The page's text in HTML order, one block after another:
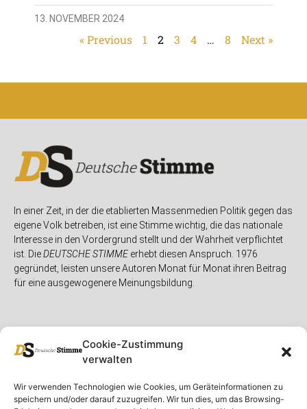
Cookie-Zustimmung
verwalten
Wir verwenden Technologien wie Cookies, um Geräteinformationen zu
speichern und/oder darauf zuzugreifen. Wir tun dies, um das Browsing-
13. NOVEMBER 2024
« Previous 1 2 3 4 … 8 Next »
In einer Zeit, in der die etablierten Massenmedien Politik gegen das
eigene Volk betreiben, ist eine Stimme wichtig, die das nationale
Interesse in den Vordergrund stellt und der Wahrheit verpflichtet
ist. DieDEUTSCHE STIMMEerhebt diesen Anspruch. 1976
gegründet, leisten unsere Autoren Monat für Monat ihren Beitrag
für eine ausgewogenere Meinungsbildung.
Unser MagazinRubriken Rechtliches